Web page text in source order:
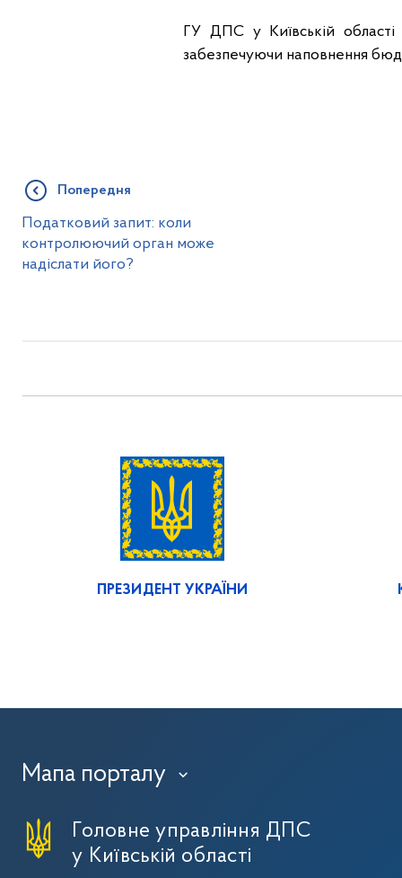
ГУ ДПС у Київській
забезпечуючи наповнення
Попередня
Податковий запит: коли
контролюючий орган може
надіслати його?
ПРЕЗИДЕНТ УКРАЇНИ
Мапа порталу ›
Головне управління ДПС
у Київській області